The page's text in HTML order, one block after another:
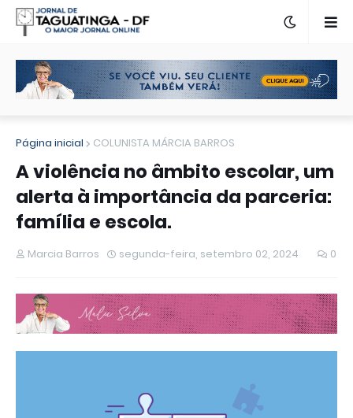
Página inicial COLUNISTA MÁRCIA BARROS
A violência no âmbito escolar, um
alerta à importância da parceria:
família e escola.
Marcia Barros segunda-feira, setembro 02, 2024 0